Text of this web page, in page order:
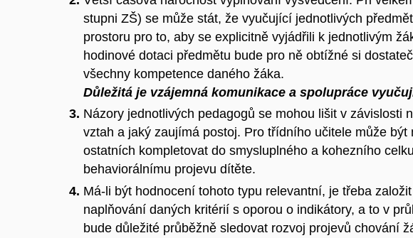
stupni ZŠ) se může stát, že vyučující jednotlivých
prostoru pro to, aby se explicitně vyjádřili k jednotlivým
hodinové dotaci předmětu bude pro ně obtížné si
všechny kompetence daného žáka.
Důležitá je vzájemná komunikace a spolupráce
Názory jednotlivých pedagogů se mohou lišit v závislosti
vztah a jaký zaujímá postoj. Pro třídního učitele může být
ostatních kompletovat do smysluplného a kohezního
behaviorálnímu projevu dítěte.
Má-li být hodnocení tohoto typu relevantní, je třeba
naplňování daných kritérií s oporou o indikátory, a to v
bude důležité průběžně sledovat rozvoj projevů chování